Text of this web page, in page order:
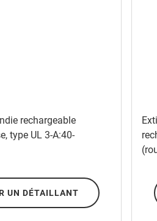
rechargeable
type UL 3-A:40-
UN DÉTAILLANT